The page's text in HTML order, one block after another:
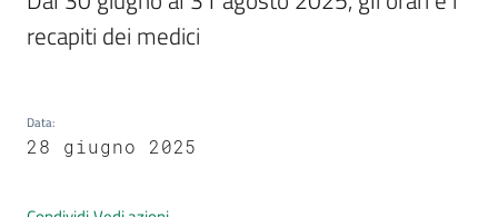
Vivere
Prignano
recapiti dei medici
Data:
28 giugno 2025